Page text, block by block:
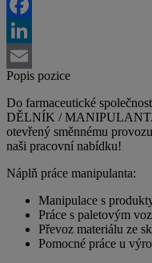
Twitter
Facebook
LinkedIn
Email
Popis pozice
Do farmaceutické
DĚLNÍK / MANIPULANT.
otevřený směnnému
naši pracovní nabídku!
Náplň práce manipulanta:
Manipulace s
Práce s paletovým
Převoz materiálu ze
Pomocné práce u